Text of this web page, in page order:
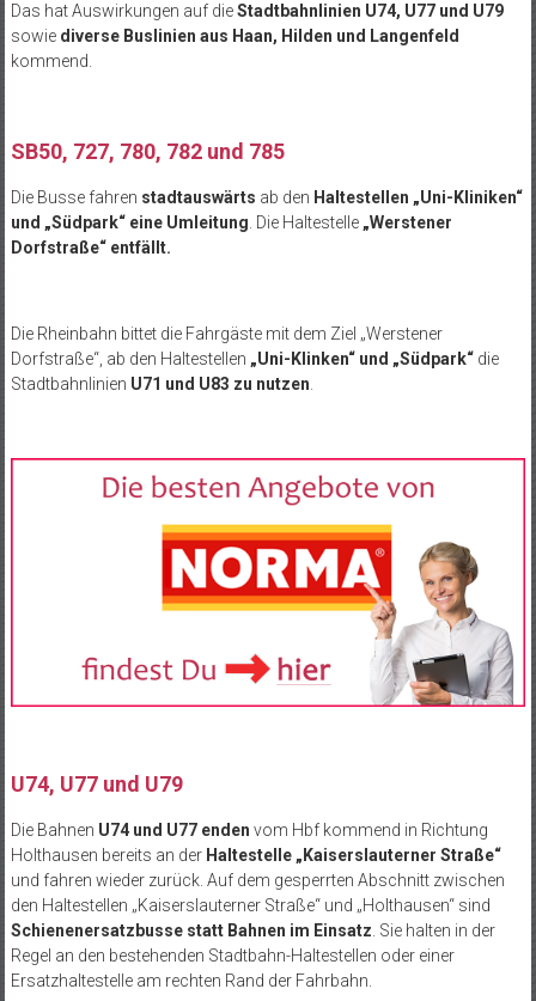
Das hat Auswirkungen auf dieStadtbahnlinien U74, U77 und U79
sowie diverse Buslinien aus Haan, Hilden und Langenfeld
kommend.
SB50, 727, 780, 782 und 785
Die Busse fahren stadtauswärts ab den Haltestellen „Uni-Kliniken“
und „Südpark“ eine Umleitung . Die Haltestelle „Werstener
Dorfstraße“ entfällt.
Die Rheinbahn bittet die Fahrgäste mit dem Ziel „Werstener
Dorfstraße“, ab den Haltestellen „Uni-Klinken“ und „Südpark“die
Stadtbahnlinien U71 und U83 zu nutzen
U74, U77 und U79
Die Bahnen U74 und U77 enden vom Hbf kommend in Richtung
Holthausen bereits an der Haltestelle „Kaiserslauterner Straße“
und fahren wieder zurück. Auf dem gesperrten Abschnitt zwischen
den Haltestellen „Kaiserslauterner Straße“ und „Holthausen“ sind
Schienenersatzbusse statt Bahnen im Einsatz . Sie halten in der
Regel an den bestehenden Stadtbahn-Haltestellen oder einer
Ersatzhaltestelle am rechten Rand der Fahrbahn.